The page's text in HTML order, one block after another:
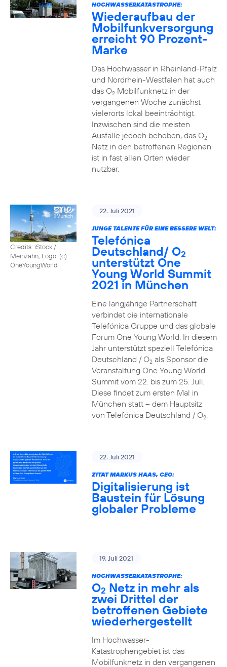
HOCHWASSERKATASTROPHE:
Wiederaufbau der
Mobilfunkversorgung
erreicht 90 Prozent-
Marke
Das Hochwasser in Rheinland-Pfalz
und Nordrhein-Westfalen hat auch
das O2Mobilfunknetz in der
vergangenen Woche zunächst
vielerorts lokal beeinträchtigt.
Inzwischen sind die meisten
Ausfälle jedoch behoben, das O2
Netz in den betroffenen Regionen
ist in fast allen Orten wieder
nutzbar.
Credits: iStock /
Meinzahn; Logo: (c)
OneYoungWorld
22. Juli 2021
JUNGE TALENTE FÜR EINE BESSERE WELT:
Telefónica
Deutschland/ O2
unterstützt One
Young World Summit
2021 in München
Eine langjährige Partnerschaft
verbindet die internationale
Telefónica Gruppe und das globale
Forum One Young World. In diesem
Jahr unterstützt speziell Telefónica
Deutschland / O2als Sponsor die
Veranstaltung One Young World
Summit vom 22. bis zum 25. Juli.
Diese findet zum ersten Mal in
München statt – dem Hauptsitz
von Telefónica Deutschland / O2.
22. Juli 2021
ZITAT MARKUS HAAS, CEO:
Digitalisierung ist
Baustein für Lösung
globaler Probleme
19. Juli 2021
HOCHWASSERKATASTROPHE:
O2 Netz in mehr als
zwei Drittel der
betroffenen Gebiete
wiederhergestellt
Im Hochwasser-
Katastrophengebiet ist das
Mobilfunknetz in den vergangenen